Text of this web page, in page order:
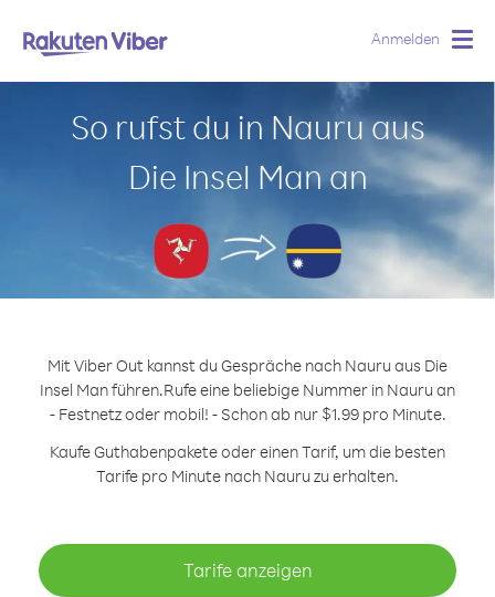
Anmelden
So rufst du in Nauru aus
Die Insel Man an
Mit Viber Out kannst du Gespräche nach Nauru aus Die
Insel Man führen.Rufe eine beliebige Nummer in Nauru an
- Festnetz oder mobil! - Schon ab nur $1.99 pro Minute.
Kaufe Guthabenpakete oder einen Tarif, um die besten
Tarife pro Minute nach Nauru zu erhalten.
Tarife anzeigen